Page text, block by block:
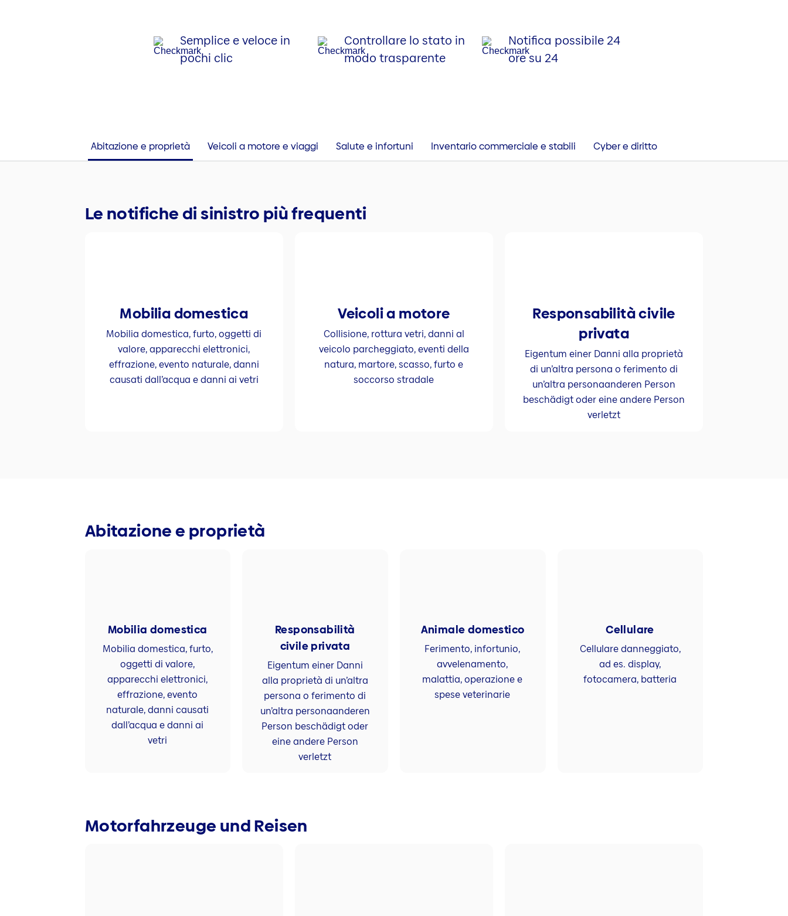
Semplice e veloce in
pochi clic
Controllare lo stato in
modo trasparente
Notifica possibile 24
ore su 24
Abitazione e proprietà Veicoli a motore e viaggi Salute e infortuni Inventario commerciale e stabili Cyber e diritto
Le notifiche di sinistro più frequenti
Mobilia domestica
Mobilia domestica, furto, oggetti di
valore, apparecchi elettronici,
effrazione, evento naturale, danni
causati dall’acqua e danni ai vetri
Veicoli a motore
Collisione, rottura vetri, danni al
veicolo parcheggiato, eventi della
natura, martore, scasso, furto e
soccorso stradale
Responsabilità civile
privata
Eigentum einer Danni alla proprietà
di un’altra persona o ferimento di
un’altra personaanderen Person
beschädigt oder eine andere Person
verletzt
Abitazione e proprietà
Mobilia domestica
Mobilia domestica, furto,
oggetti di valore,
apparecchi elettronici,
effrazione, evento
naturale, danni causati
dall’acqua e danni ai
vetri
Responsabilità
civile privata
Eigentum einer Danni
alla proprietà di un’altra
persona o ferimento di
un’altra personaanderen
Person beschädigt oder
eine andere Person
verletzt
Animale domestico
Ferimento, infortunio,
avvelenamento,
malattia, operazione e
spese veterinarie
Cellulare
Cellulare danneggiato,
ad es. display,
fotocamera, batteria
Motorfahrzeuge und Reisen